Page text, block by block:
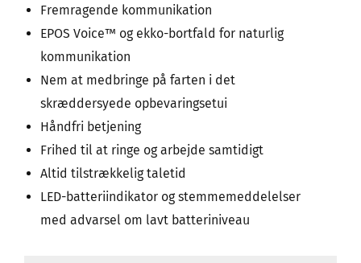
Fremragende kommunikation
EPOS Voice™ og ekko-bortfald for naturlig
kommunikation
Nem at medbringe på farten i det
skræddersyede opbevaringsetui
Håndfri betjening
Frihed til at ringe og arbejde samtidigt
Altid tilstrækkelig taletid
LED-batteriindikator og stemmemeddelelser
med advarsel om lavt batteriniveau